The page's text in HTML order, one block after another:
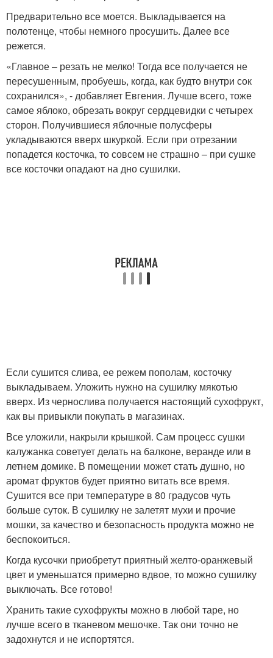
Предварительно все моется. Выкладывается на
полотенце, чтобы немного просушить. Далее все
режется.
«Главное – резать не мелко! Тогда все получается не
пересушенным, пробуешь, когда, как будто внутри сок
сохранился», - добавляет Евгения. Лучше всего, тоже
самое яблоко, обрезать вокруг сердцевидки с четырех
сторон. Получившиеся яблочные полусферы
укладываются вверх шкуркой. Если при отрезании
попадется косточка, то совсем не страшно – при сушке
все косточки опадают на дно сушилки.
Если сушится слива, ее режем пополам, косточку
выкладываем. Уложить нужно на сушилку мякотью
вверх. Из чернослива получается настоящий сухофрукт,
как вы привыкли покупать в магазинах.
Все уложили, накрыли крышкой. Сам процесс сушки
калужанка советует делать на балконе, веранде или в
летнем домике. В помещении может стать душно, но
аромат фруктов будет приятно витать все время.
Сушится все при температуре в 80 градусов чуть
больше суток. В сушилку не залетят мухи и прочие
мошки, за качество и безопасность продукта можно не
беспокоиться.
Когда кусочки приобретут приятный желто-оранжевый
цвет и уменьшатся примерно вдвое, то можно сушилку
выключать. Все готово!
Хранить такие сухофрукты можно в любой таре, но
лучше всего в тканевом мешочке. Так они точно не
задохнутся и не испортятся.